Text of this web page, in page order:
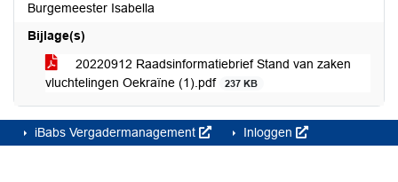
Burgemeester Isabella
Bijlage(s)
20220912 Raadsinformatiebrief Stand van zaken
vluchtelingen Oekraïne (1).pdf
237 KB
iBabs Vergadermanagement Inloggen